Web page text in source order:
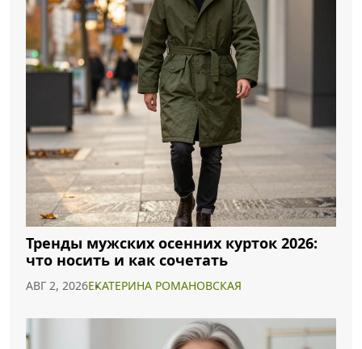
Тренды мужских осенних курток 2026:
что носить и как сочетать
АВГ 2, 2026ЕКАТЕРИНА РОМАНОВСКАЯ